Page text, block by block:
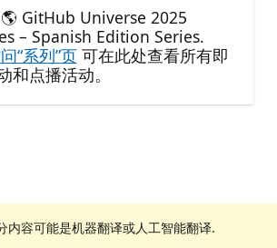
GitHub Universe 2025
– Spanish Edition Series.
“系列”页可在此处查看所有即
和点播活动。
内容可能是机器翻译或人工智能翻译.